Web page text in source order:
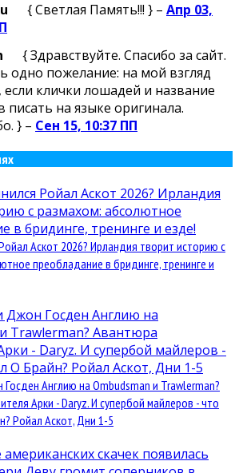
{ Светлая Память!!! } – Апр 03,
{ Здравствуйте. Спасибо за сайт.
одно пожелание: на мой взгляд
если клички лошадей и название
писать на языке оригинала.
} – Сен 15, 10:37 ПП
Аскот 2026? Ирландия творит историю с
преобладание в бридинге, тренинге и
Англию на Ombudsman и Trawlerman?
Арки - Daryz. И супербой майлеров - что
Ройал Аскот, Дни 1-5